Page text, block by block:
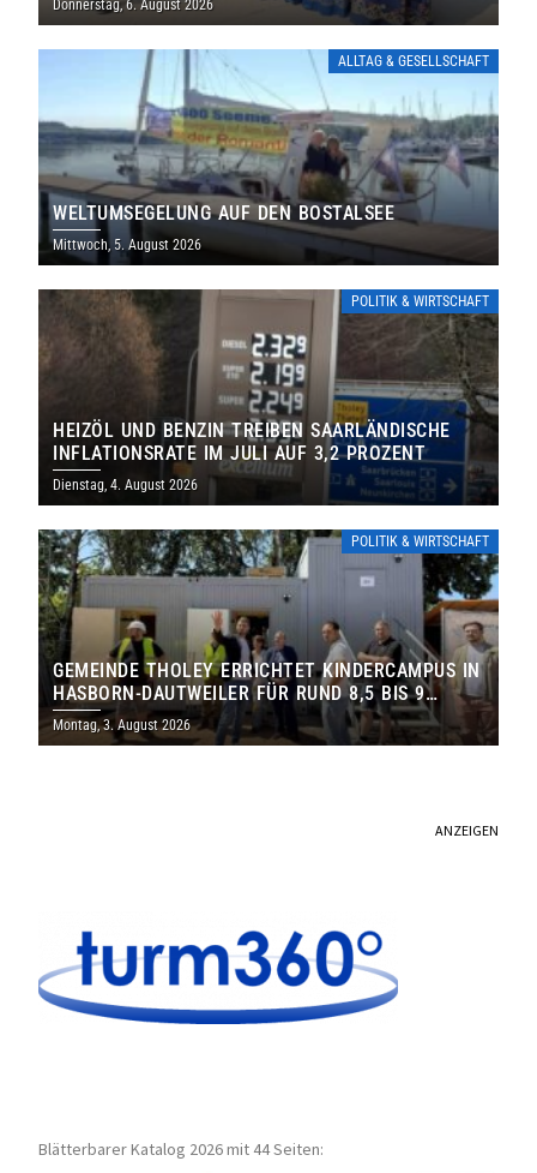
Donnerstag, 6. August 2026
ALLTAG & GESELLSCHAFT
WELTUMSEGELUNG AUF DEN BOSTALSEE
Mittwoch, 5. August 2026
POLITIK & WIRTSCHAFT
HEIZÖL UND BENZIN TREIBEN SAARLÄNDISCHE
INFLATIONSRATE IM JULI AUF 3,2 PROZENT
Dienstag, 4. August 2026
POLITIK & WIRTSCHAFT
GEMEINDE THOLEY ERRICHTET KINDERCAMPUS IN
HASBORN-DAUTWEILER FÜR RUND 8,5 BIS 9
MILLIONEN EURO
Montag, 3. August 2026
ANZEIGEN
Blätterbarer Katalog 2026 mit 44 Seiten: